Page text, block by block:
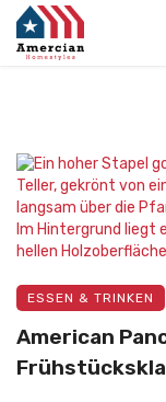
ESSEN & TRINKEN
American